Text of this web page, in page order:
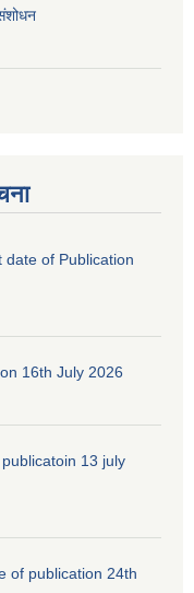
of Publication
16th July 2026
13 july
of publication 24th